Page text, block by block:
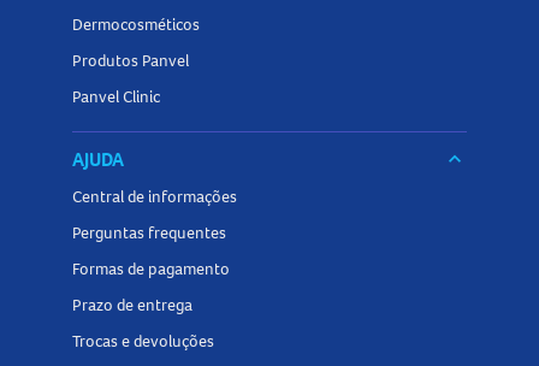
Dermocosméticos
Produtos Panvel
Panvel Clinic
AJUDA keyboard_arrow_down
Central de informações
Perguntas frequentes
Formas de pagamento
Prazo de entrega
Trocas e devoluções